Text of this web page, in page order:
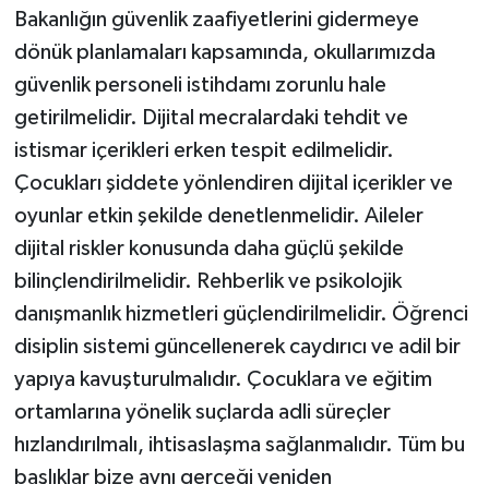
Bakanlığın güvenlik zaafiyetlerini gidermeye
dönük planlamaları kapsamında, okullarımızda
güvenlik personeli istihdamı zorunlu hale
getirilmelidir. Dijital mecralardaki tehdit ve
istismar içerikleri erken tespit edilmelidir.
Çocukları şiddete yönlendiren dijital içerikler ve
oyunlar etkin şekilde denetlenmelidir. Aileler
dijital riskler konusunda daha güçlü şekilde
bilinçlendirilmelidir. Rehberlik ve psikolojik
danışmanlık hizmetleri güçlendirilmelidir. Öğrenci
disiplin sistemi güncellenerek caydırıcı ve adil bir
yapıya kavuşturulmalıdır. Çocuklara ve eğitim
ortamlarına yönelik suçlarda adli süreçler
hızlandırılmalı, ihtisaslaşma sağlanmalıdır. Tüm bu
başlıklar bize aynı gerçeği yeniden